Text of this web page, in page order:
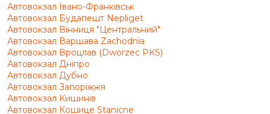
Автовокзал Івано-Франківськ
Автовокзал Будапешт Nepliget
Автовокзал Вінниця "Центральний"
Автовокзал Варшава Zachodnia
Автовокзал Вроцлав (Dworzec PKS)
Автовокзал Дніпро
Автовокзал Дубно
Автовокзал Запоріжжя
Автовокзал Кишинів
Автовокзал Кошице Stanicne